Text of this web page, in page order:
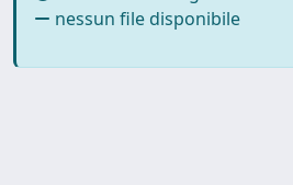
nessun file disponibile